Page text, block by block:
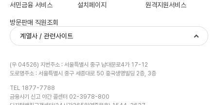
서민금융 서비스 설치페이지 원격지원서비스
방문판매 직원조회
계열사 / 관련사이트
(우 04526) 지번주소 : 서울특별시 중구 남대문로4가 17-12
도로명주소 : 서울특별시 중구 세종대로 50 흥국생명빌딩 2층, 3층
TEL 1877-7788
금융사기 신고 야간 콜센터 02-3978-800